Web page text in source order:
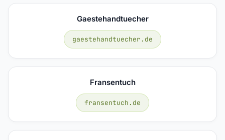
Gaestehandtuecher
gaestehandtuecher.de
Fransentuch
fransentuch.de